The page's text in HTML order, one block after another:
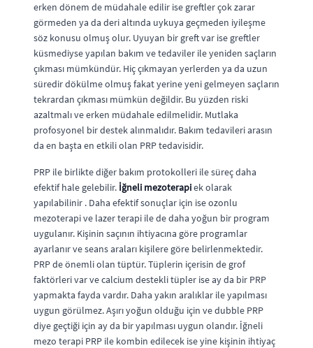
erken dönem de müdahale edilir ise greftler çok zarar
görmeden ya da deri altında uykuya geçmeden iyileşme
söz konusu olmuş olur. Uyuyan bir greft var ise greftler
küsmediyse yapılan bakım ve tedaviler ile yeniden saçların
çıkması mümkündür. Hiç çıkmayan yerlerden ya da uzun
süredir dökülme olmuş fakat yerine yeni gelmeyen saçların
tekrardan çıkması mümkün değildir. Bu yüzden riski
azaltmalı ve erken müdahale edilmelidir. Mutlaka
profosyonel bir destek alınmalıdır. Bakım tedavileri arasın
da en başta en etkili olan PRP tedavisidir.
PRP ile birlikte diğer bakım protokolleri ile süreç daha
efektif hale gelebilir. İğneli mezoterapiek olarak
yapılabilinir . Daha efektif sonuçlar için ise ozonlu
mezoterapi ve lazer terapi ile de daha yoğun bir program
uygulanır. Kişinin saçının ihtiyacına göre programlar
ayarlanır ve seans araları kişilere göre belirlenmektedir.
PRP de önemli olan tüptür. Tüplerin içerisin de grof
faktörleri var ve calcium destekli tüpler ise ay da bir PRP
yapmakta fayda vardır. Daha yakın aralıklar ile yapılması
uygun görülmez. Aşırı yoğun olduğu için ve dubble PRP
diye geçtiği için ay da bir yapılması uygun olandır. İğneli
mezo terapi PRP ile kombin edilecek ise yine kişinin ihtiyaç